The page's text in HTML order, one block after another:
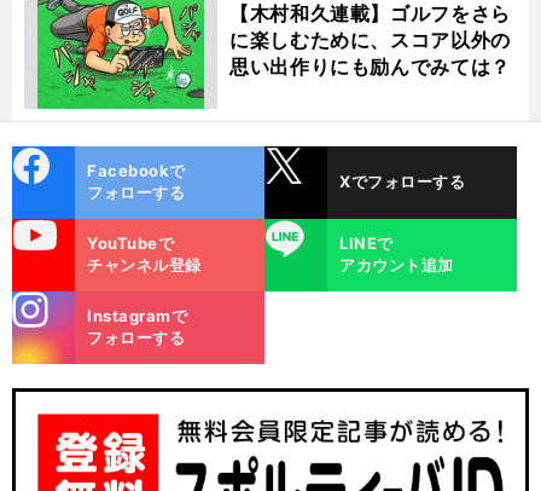
【木村和久連載】ゴルフをさら
に楽しむために、スコア以外の
思い出作りにも励んでみては？
ok
Facebookで
フォローする
Xでフォローする
YouTubeで
チャンネル登録
LINE
LINEで
アカウント追加
m
Instagramで
フォローする